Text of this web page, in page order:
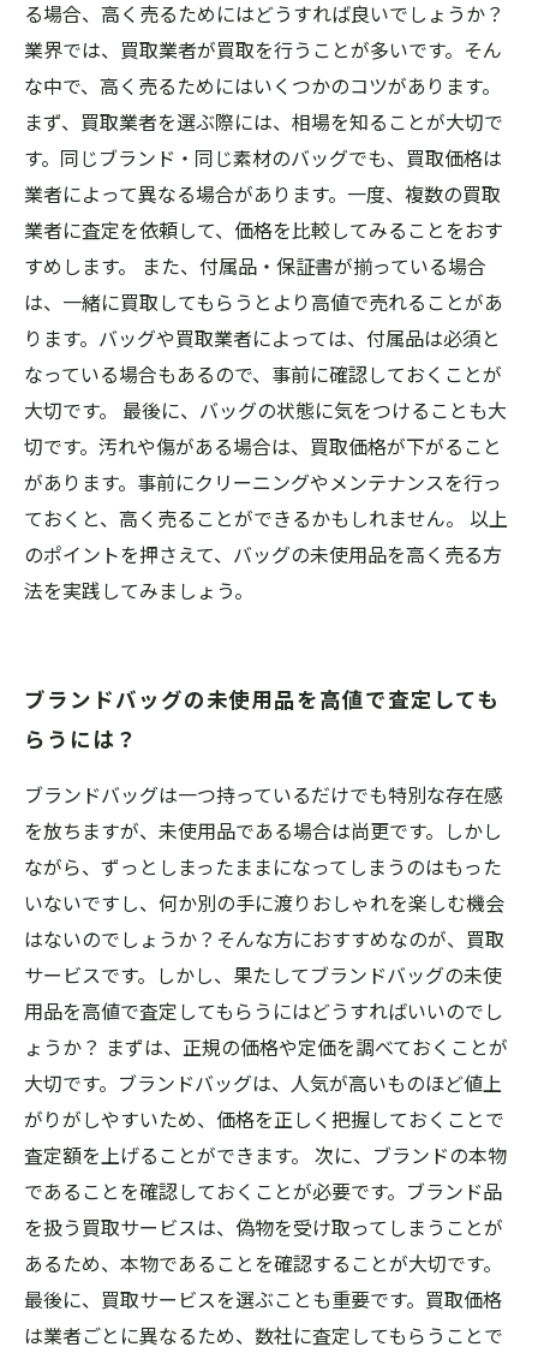
る場合、高く売るためにはどうすれば良いでしょうか？
業界では、買取業者が買取を行うことが多いです。そん
な中で、高く売るためにはいくつかのコツがあります。
まず、買取業者を選ぶ際には、相場を知ることが大切で
す。同じブランド・同じ素材のバッグでも、買取価格は
業者によって異なる場合があります。一度、複数の買取
業者に査定を依頼して、価格を比較してみることをおす
すめします。 また、付属品・保証書が揃っている場合
は、一緒に買取してもらうとより高値で売れることがあ
ります。バッグや買取業者によっては、付属品は必須と
なっている場合もあるので、事前に確認しておくことが
大切です。 最後に、バッグの状態に気をつけることも大
切です。汚れや傷がある場合は、買取価格が下がること
があります。事前にクリーニングやメンテナンスを行っ
ておくと、高く売ることができるかもしれません。 以上
のポイントを押さえて、バッグの未使用品を高く売る方
法を実践してみましょう。
ブランドバッグの未使用品を高値で査定しても
らうには？
ブランドバッグは一つ持っているだけでも特別な存在感
を放ちますが、未使用品である場合は尚更です。しかし
ながら、ずっとしまったままになってしまうのはもった
いないですし、何か別の手に渡りおしゃれを楽しむ機会
はないのでしょうか？そんな方におすすめなのが、買取
サービスです。しかし、果たしてブランドバッグの未使
用品を高値で査定してもらうにはどうすればいいのでし
ょうか？ まずは、正規の価格や定価を調べておくことが
大切です。ブランドバッグは、人気が高いものほど値上
がりがしやすいため、価格を正しく把握しておくことで
査定額を上げることができます。 次に、ブランドの本物
であることを確認しておくことが必要です。ブランド品
を扱う買取サービスは、偽物を受け取ってしまうことが
あるため、本物であることを確認することが大切です。
最後に、買取サービスを選ぶことも重要です。買取価格
は業者ごとに異なるため、数社に査定してもらうことで